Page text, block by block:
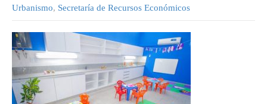
Urbanismo, Secretaría de Recursos Económicos